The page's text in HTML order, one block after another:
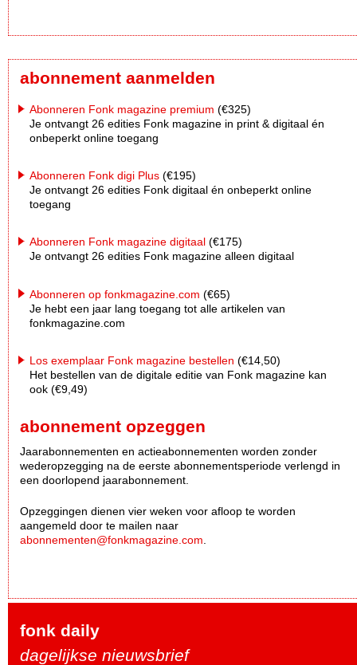
abonnement aanmelden
Abonneren Fonk magazine premium (€325)
Je ontvangt 26 edities Fonk magazine in print & digitaal én
onbeperkt online toegang
Abonneren Fonk digi Plus (€195)
Je ontvangt 26 edities Fonk digitaal én onbeperkt online
toegang
Abonneren Fonk magazine digitaal (€175)
Je ontvangt 26 edities Fonk magazine alleen digitaal
Abonneren op fonkmagazine.com (€65)
Je hebt een jaar lang toegang tot alle artikelen van
fonkmagazine.com
Los exemplaar Fonk magazine bestellen (€14,50)
Het bestellen van de digitale editie van Fonk magazine kan
ook (€9,49)
abonnement opzeggen
Jaarabonnementen en actieabonnementen worden zonder
wederopzegging na de eerste abonnementsperiode verlengd in
een doorlopend jaarabonnement.
Opzeggingen dienen vier weken voor afloop te worden
aangemeld door te mailen naar
abonnementen@fonkmagazine.com
fonk daily
dagelijkse nieuwsbrief